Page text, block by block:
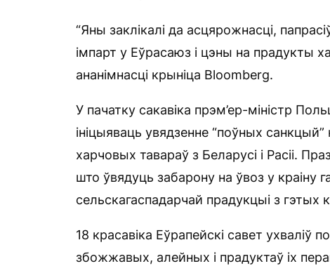
“Яны заклікалі да асцярожнасці,
імпарт у Еўрасаюз і цэны на прадукты
ананімнасці крыніца Bloomberg.
У пачатку сакавіка прэм’ер-міністр
ініцыяваць увядзенне “поўных
харчовых тавараў з Беларусі і Расіі.
што ўвядуць забарону на ўвоз у краіну
сельскагаспадарчай прадукцыі з гэтых
18 красавіка Еўрапейскі савет ухваліў
збожжавых, алейных і прадуктаў іх